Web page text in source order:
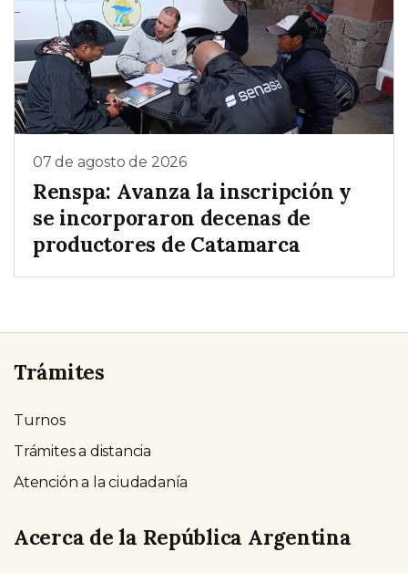
07 de agosto de 2026
Renspa: Avanza la inscripción y
se incorporaron decenas de
productores de Catamarca
Trámites
Turnos
Trámites a distancia
Atención a la ciudadanía
Acerca de la República Argentina